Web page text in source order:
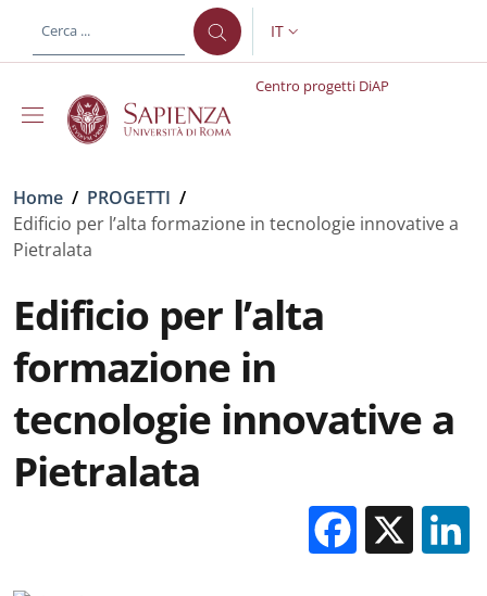
al contenuto principale
SELETTORE LINGUA:
IT
Centro progetti DiAP
Briciole di pane
Home / PROGETTI /
Edificio per l’alta formazione in tecnologie innovative a
Pietralata
Edificio per l’alta
formazione in
tecnologie innovative a
Pietralata
X